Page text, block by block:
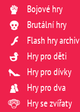
Bojové hry
Brutální hry
Flash hry archiv
Hry pro děti
Hry pro dívky
Hry pro dva
Hry se zvířaty